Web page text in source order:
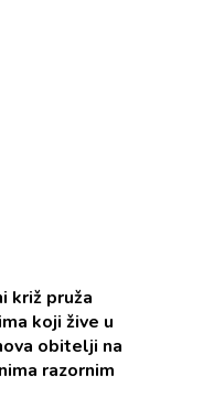
križ pruža
koji žive u
obitelji na
razornim